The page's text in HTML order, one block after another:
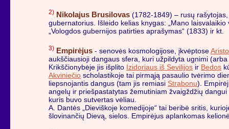
2) Nikolajus Brusilovas (1782-1849) – rusų
gubernatorius. Išleido kelias knygas: „Mano laisvalaikio
„Vologdos gubernijos patirties aprašymas“ (1833) ir kt.
3) Empirėjus - senovės kosmologijose, įkvėptose
aukščiausioji dangaus sfera, kuri užpildyta ugnimi (arba
Krikščionybėje jis išplito Izidoriaus iš Sevilijos ir Bedos
Akviniečio scholastikoje tai pirmąją pasaulio tvėrimo
liepsnojantis dangus (tam jis remiasi Strabonu).
angelų ir priešpastatytas žemutiniam žvaigždžių dangui
kuris buvo sutvertas vėliau.
A. Dantės „Dieviškoje komedijoje“ tai beribė sritis,
šlovinančių Dievą, sielos. Empirėjus aplankomas